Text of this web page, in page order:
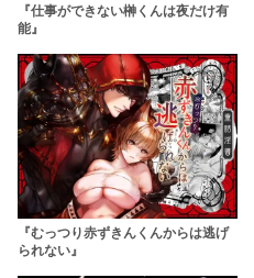
『仕事ができない榊くんは夜だけ有
能』
『むっつり赤ずきんくんからは逃げ
られない』